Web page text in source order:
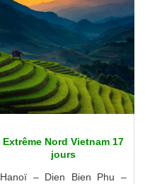
Extrême Nord Vietnam 17
jours
Hanoï – Dien Bien Phu –